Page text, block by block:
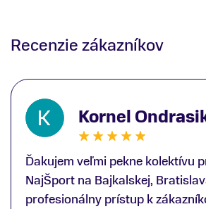
Recenzie zákazníkov
Kornel
Ďakujem veľmi pekne kolektívu
NajŠport na Bajkalskej,
profesionálny prístup k